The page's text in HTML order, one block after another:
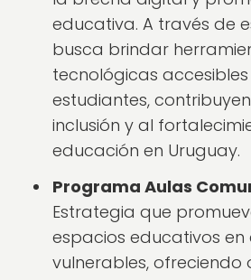
educativa. A través de
busca brindar
tecnológicas
estudiantes,
inclusión y al
educación en Uruguay.
Programa Aulas
Estrategia que
espacios educativos
vulnerables,